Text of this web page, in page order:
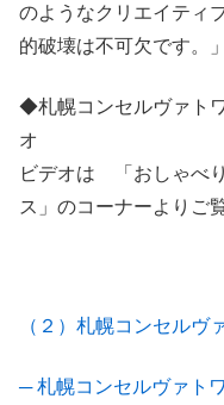
のようなクリエイティ
的破壊は不可欠です。」
◆札幌コンセルヴァト
オ
ビデオは 「おしゃべ
ス」のコーナーよりご
（２）札幌コンセルヴ
─ 札幌コンセルヴァト